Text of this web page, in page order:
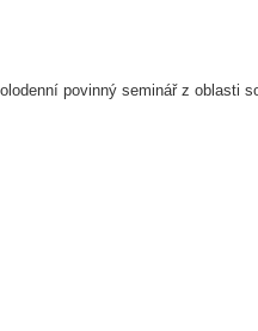
povinný seminář z oblasti